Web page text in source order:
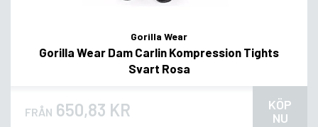
Gorilla Wear
Gorilla Wear Dam Carlin Kompression Tights
Svart Rosa
FRÅN 650,83 KR
KÖP
NU